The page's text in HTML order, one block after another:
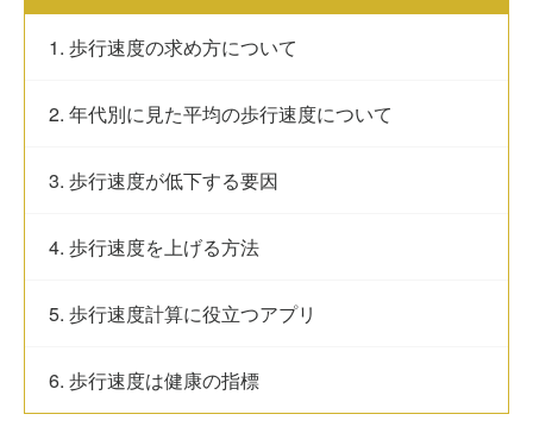
1. 歩行速度の求め方について
2. 年代別に見た平均の歩行速度について
3. 歩行速度が低下する要因
4. 歩行速度を上げる方法
5. 歩行速度計算に役立つアプリ
6. 歩行速度は健康の指標